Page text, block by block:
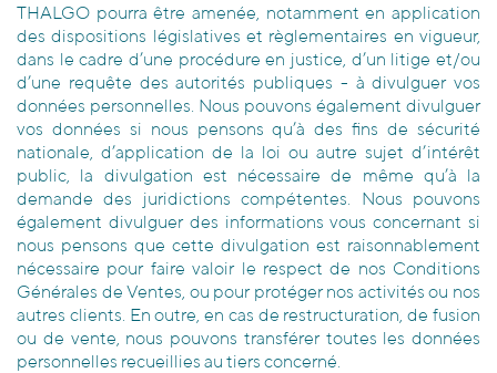
THALGO pourra être amenée, notamment en application
des dispositions législatives et règlementaires en vigueur,
dans le cadre d’une procédure en justice, d’un litige et/ou
d’une requête des autorités publiques - à divulguer vos
données personnelles. Nous pouvons également divulguer
vos données si nous pensons qu’à des fins de sécurité
nationale, d’application de la loi ou autre sujet d’intérêt
public, la divulgation est nécessaire de même qu’à la
demande des juridictions compétentes. Nous pouvons
également divulguer des informations vous concernant si
nous pensons que cette divulgation est raisonnablement
nécessaire pour faire valoir le respect de nos Conditions
Générales de Ventes, ou pour protéger nos activités ou nos
autres clients. En outre, en cas de restructuration, de fusion
ou de vente, nous pouvons transférer toutes les données
personnelles recueillies au tiers concerné.